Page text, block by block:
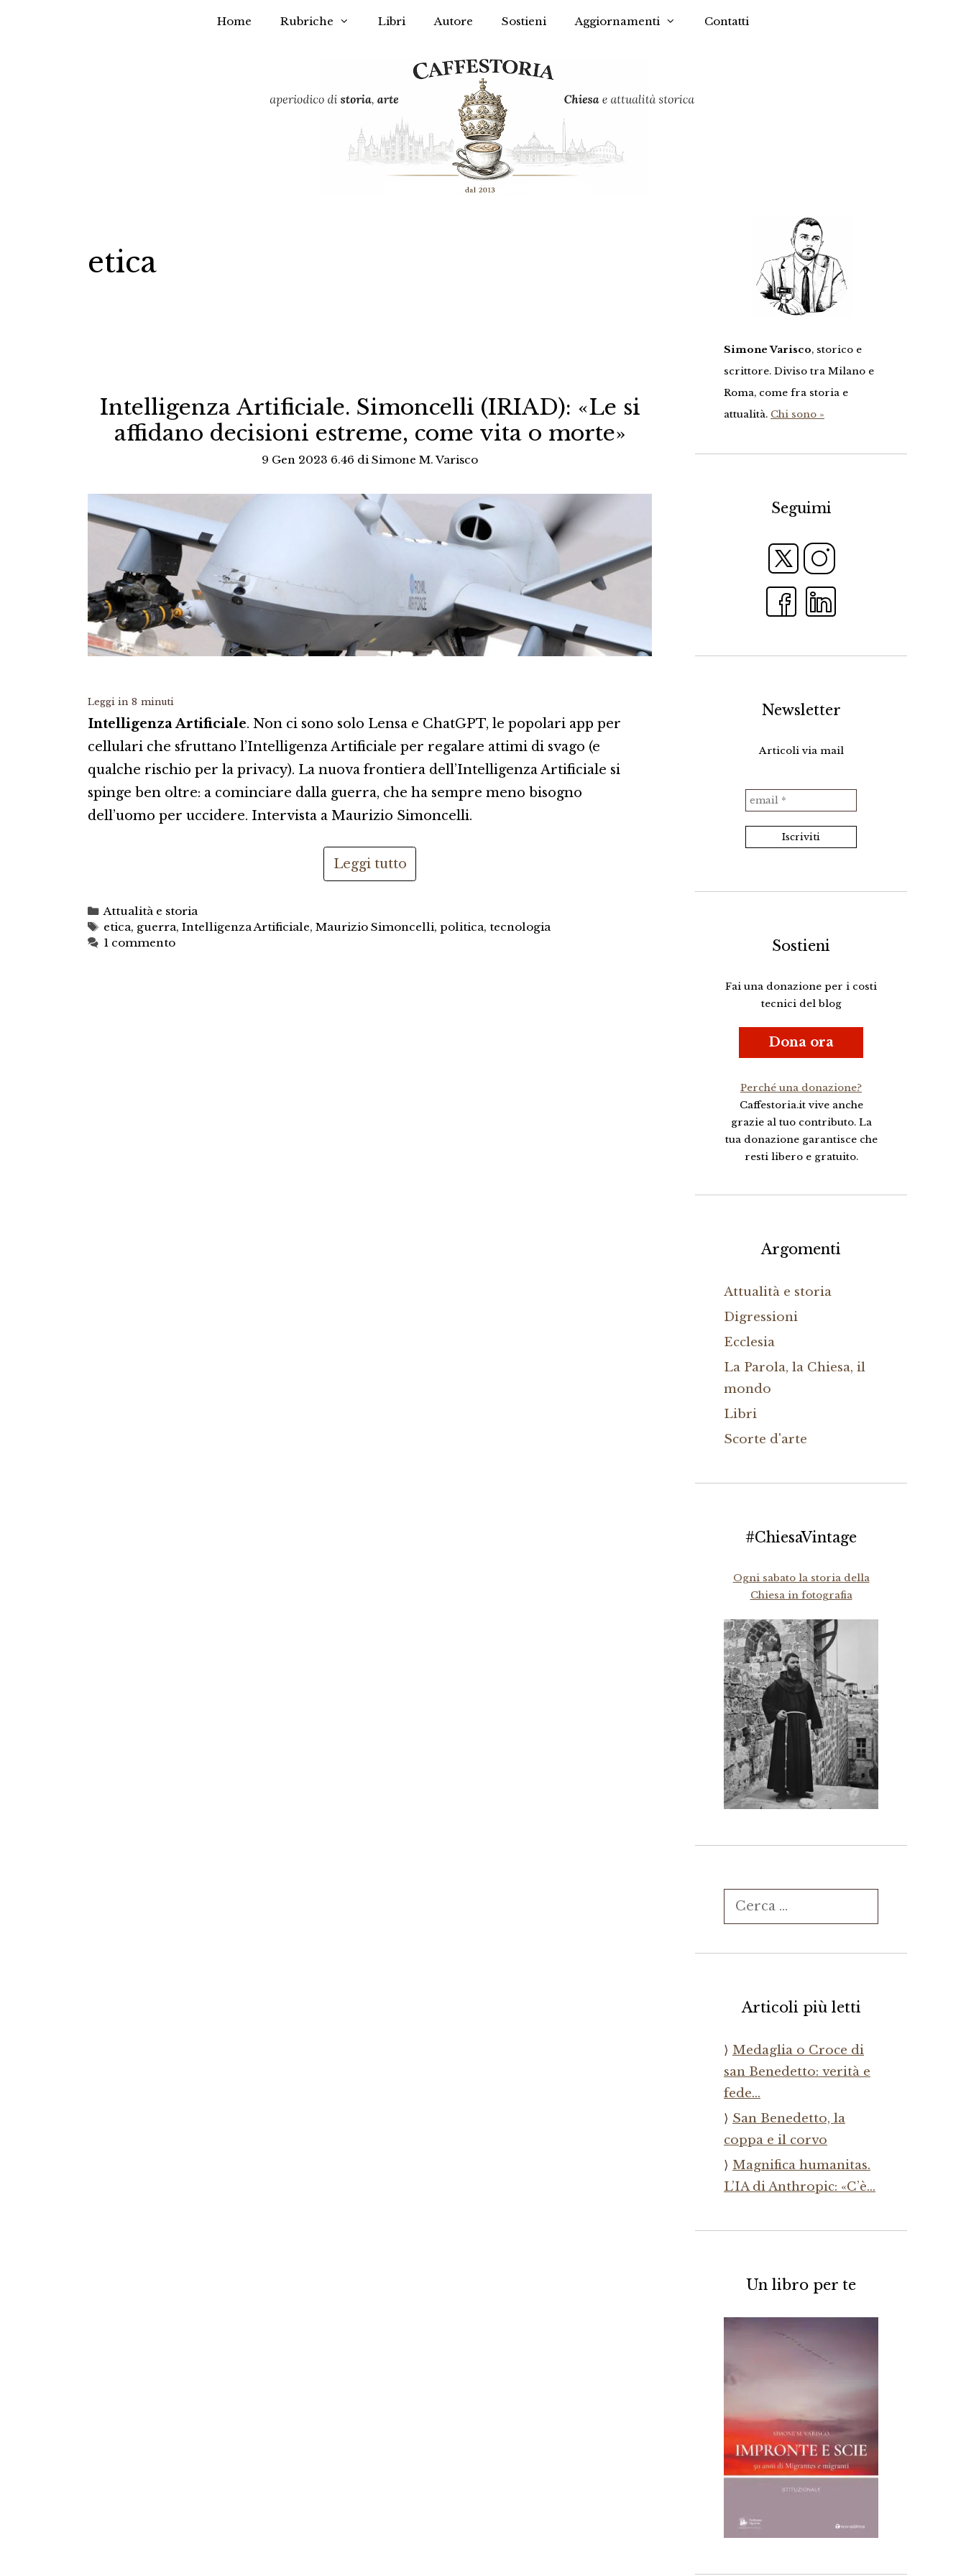
Home Rubriche Libri Autore Sostieni Aggiornamenti Contatti
etica
Intelligenza Artificiale. Simoncelli (IRIAD): «Le si
affidano decisioni estreme, come vita o morte»
9 Gen 2023 6.46 diSimone M. Varisco
Leggi in 8 minuti
Intelligenza Artificiale. Non ci sono solo Lensa e ChatGPT, le popolari app per
cellulari che sfruttano l’Intelligenza Artificiale per regalare attimi di svago (e
qualche rischio per la privacy). La nuova frontiera dell’Intelligenza Artificiale si
spinge ben oltre: a cominciare dalla guerra, che ha sempre meno bisogno
dell’uomo per uccidere. Intervista a Maurizio Simoncelli.
Leggi tutto
Categorie
Attualità e storia
Tag
etica, guerra,Intelligenza Artificiale,Maurizio Simoncelli,politica, tecnologia
1 commento
Simone Varisco, storico e
scrittore. Diviso tra Milano e
Roma, come fra storia e
attualità. Chi sono »
Seguimi
Newsletter
Articoli via mail
Sostieni
Fai una donazione per i costi
tecnici del blog
Dona ora
Perché una donazione?
Caffestoria.it vive anche
grazie al tuo contributo. La
tua donazione garantisce che
resti libero e gratuito.
Argomenti
Attualità e storia
Digressioni
Ecclesia
La Parola, la Chiesa, il
mondo
Libri
Scorte d'arte
#ChiesaVintage
Ogni sabato la storia della
Chiesa in fotografia
Ricerca
per:
Articoli più letti
Medaglia o Croce di
san Benedetto: verità e
fede…
San Benedetto, la
coppa e il corvo
Magnifica humanitas.
L’IA di Anthropic: «C’è…
Un libro per te